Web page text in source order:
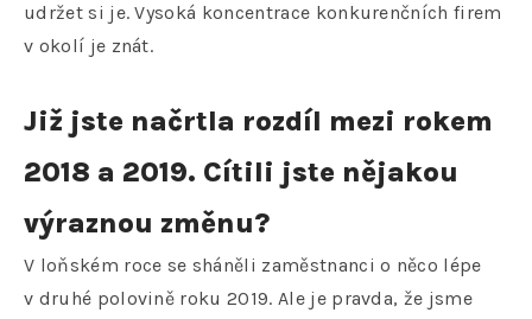
udržet si je. Vysoká koncentrace konkurenčních firem
v okolí je znát.
Již jste načrtla rozdíl mezi rokem
2018 a 2019. Cítili jste nějakou
výraznou změnu?
V loňském roce se sháněli zaměstnanci o něco lépe
v druhé polovině roku 2019. Ale je pravda, že jsme